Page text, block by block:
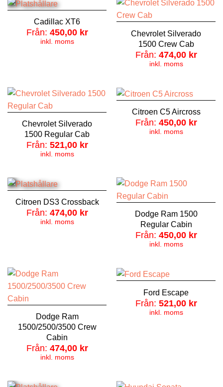
Cadillac XT6
Från: 450,00 kr
inkl. moms
Chevrolet Silverado
1500 Crew Cab
Från: 474,00 kr
inkl. moms
Chevrolet Silverado
1500 Regular Cab
Från: 521,00 kr
inkl. moms
Citroen C5 Aircross
Från: 450,00 kr
inkl. moms
Citroen DS3 Crossback
Från: 474,00 kr
inkl. moms
Dodge Ram 1500
Regular Cabin
Från: 450,00 kr
inkl. moms
Dodge Ram
1500/2500/3500 Crew
Cabin
Från: 474,00 kr
inkl. moms
Ford Escape
Från: 521,00 kr
inkl. moms